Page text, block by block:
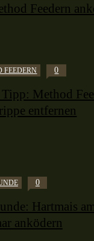
Feedern
FEEDERN 0
Method
entfernen
0
Hartmais
anködern